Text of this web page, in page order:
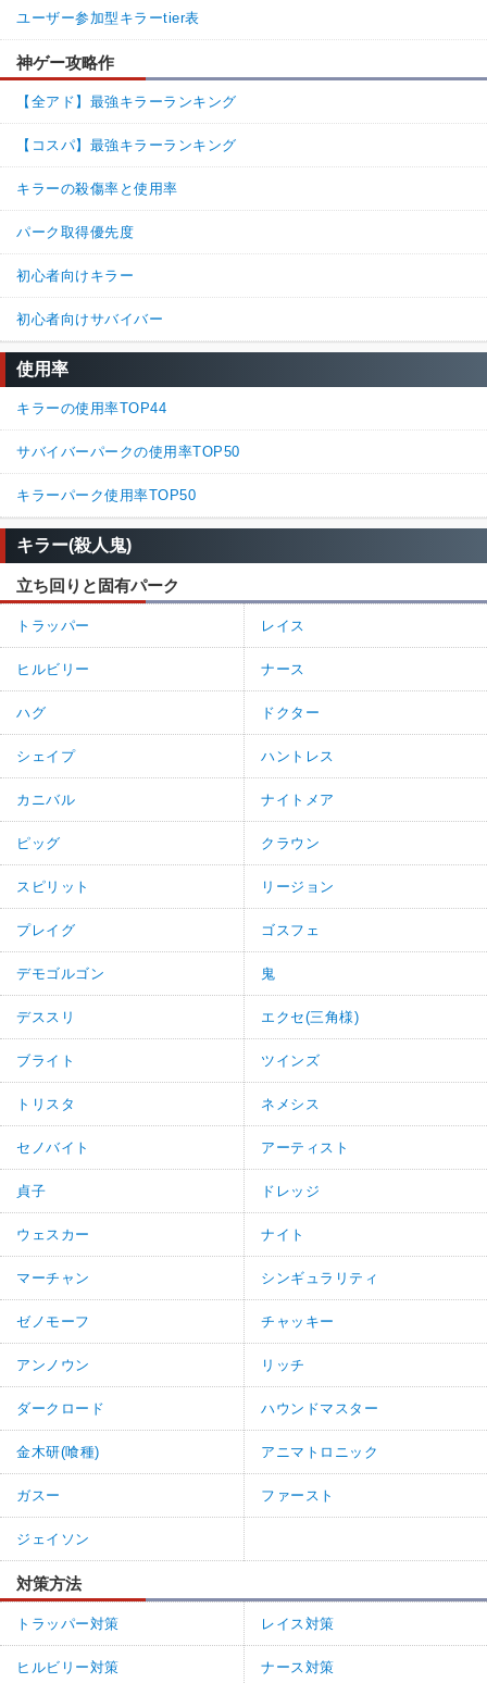
ユーザー参加型キラーtier表
神ゲー攻略作
【全アド】最強キラーランキング
【コスパ】最強キラーランキング
キラーの殺傷率と使用率
パーク取得優先度
初心者向けキラー
初心者向けサバイバー
使用率
キラーの使用率TOP44
サバイバーパークの使用率TOP50
キラーパーク使用率TOP50
キラー(殺人鬼)
立ち回りと固有パーク
トラッパー レイス
ヒルビリー ナース
ハグ ドクター
シェイプ ハントレス
カニバル ナイトメア
ピッグ クラウン
スピリット リージョン
プレイグ ゴスフェ
デモゴルゴン 鬼
デススリ エクセ(三角様)
ブライト ツインズ
トリスタ ネメシス
セノバイト アーティスト
貞子 ドレッジ
ウェスカー ナイト
マーチャン シンギュラリティ
ゼノモーフ チャッキー
アンノウン リッチ
ダークロード ハウンドマスター
金木研(喰種) アニマトロニック
ガスー ファースト
ジェイソン
対策方法
トラッパー対策 レイス対策
ヒルビリー対策 ナース対策